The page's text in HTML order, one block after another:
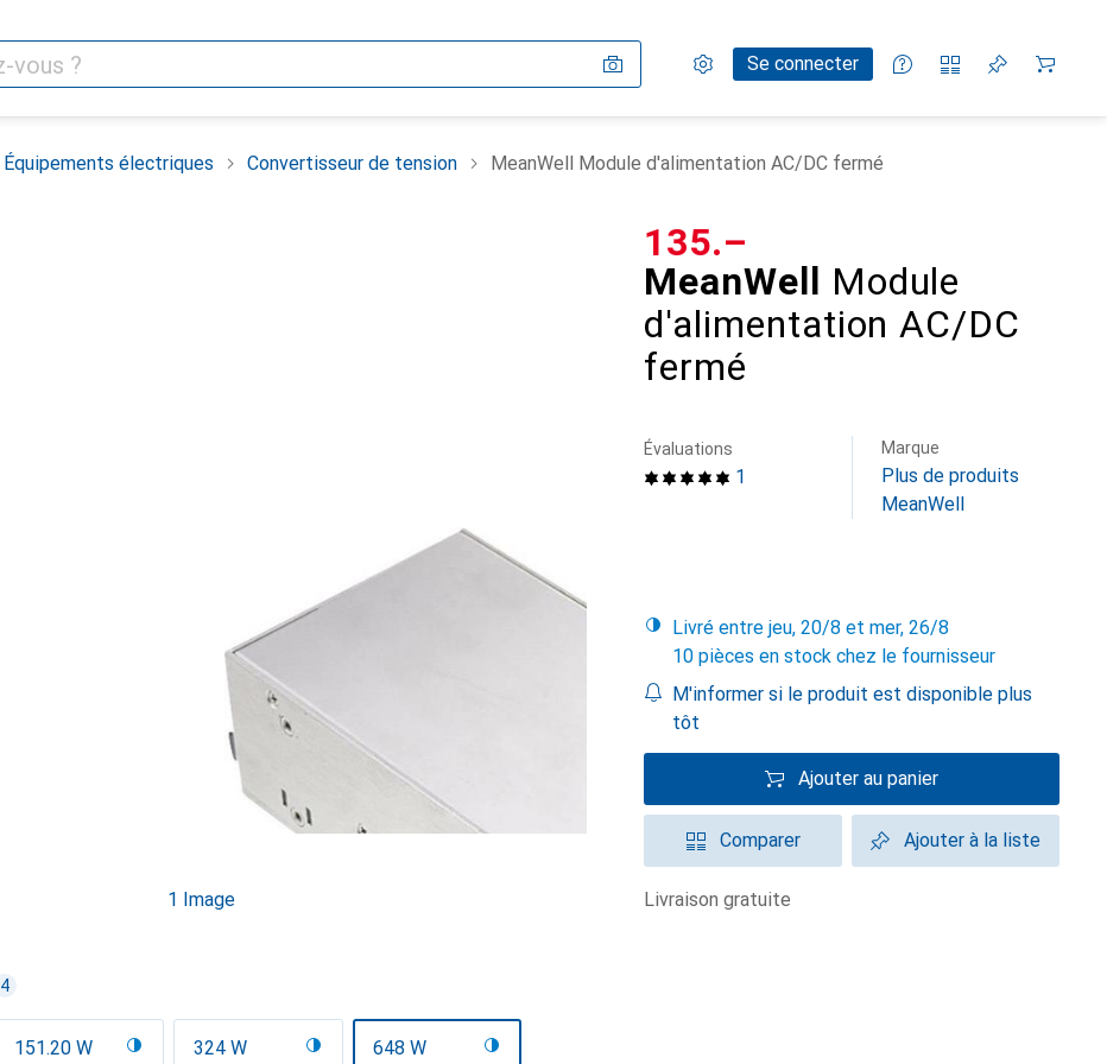
Paramètres
Compte clientSe connecter
Listes de comparaison
Listes d'envies
Panier
Équipements électriques Convertisseur de tension MeanWell Module d'alimentation AC/DC fermé
1 Image
MeanWell Module
d'alimentation AC/DC
fermé
CHF
135.–
1
Évaluations Marque
Plus de produits
MeanWell
Livré entre jeu, 20/8 et mer, 26/8
10 pièces en stock chez le fournisseur
M'informer si le produit est disponible plus
tôt
Ajouter au panier
Comparer Ajouter à la liste
livraison gratuite
4
151.20 W 324 W 648 W